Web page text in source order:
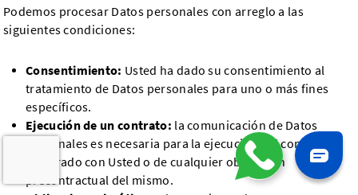
Podemos procesar Datos personales con arreglo a las
siguientes condiciones:
Consentimiento: Usted ha dado su consentimiento al
tratamiento de Datos personales para uno o más fines
específicos.
Ejecución de un contrato: la comunicación de Datos
personales es necesaria para la ejecución del contrato
celebrado con Usted o de cualquier obligación
precontractual del mismo.